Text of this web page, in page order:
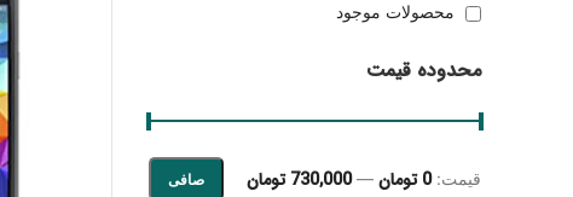
محصولات موجود
محدوده قیمت
حداقل قیمت
حداكثر قيمت صافی قيمت:0 تومان —730,000 تومان